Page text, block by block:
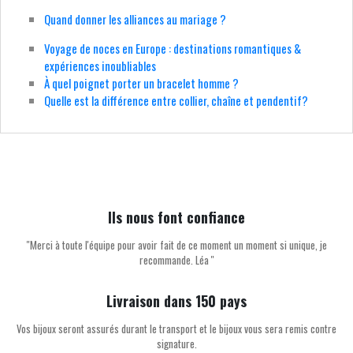
Quand donner les alliances au mariage ?
Voyage de noces en Europe : destinations romantiques &
expériences inoubliables
À quel poignet porter un bracelet homme ?
Quelle est la différence entre collier, chaîne et pendentif?
Ils nous font confiance
''Merci à toute l'équipe pour avoir fait de ce moment un moment si unique, je
recommande. Léa ''
Livraison dans 150 pays
Vos bijoux seront assurés durant le transport et le bijoux vous sera remis contre
signature.